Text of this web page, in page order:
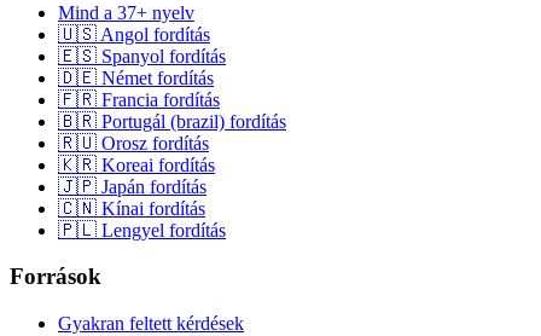
Mind a 37+ nyelv
🇺🇸 Angol fordítás
🇪🇸 Spanyol fordítás
🇩🇪 Német fordítás
🇫🇷 Francia fordítás
🇧🇷 Portugál (brazil) fordítás
🇷🇺 Orosz fordítás
🇰🇷 Koreai fordítás
🇯🇵 Japán fordítás
🇨🇳 Kínai fordítás
🇵🇱 Lengyel fordítás
Források
Gyakran feltett kérdések